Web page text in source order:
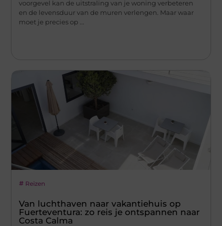
voorgevel kan de uitstraling van je woning verbeteren
en de levensduur van de muren verlengen. Maar waar
moet je precies op ...
Reizen
Van luchthaven naar vakantiehuis op
Fuerteventura: zo reis je ontspannen naar
Costa Calma